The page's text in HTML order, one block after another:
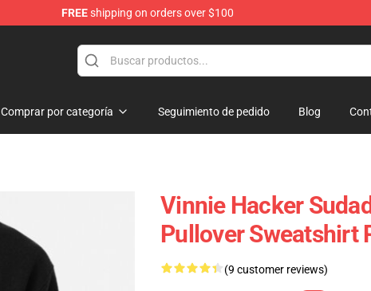
FREEshipping on orders over $100
Comprar por categoría Seguimiento de pedido Blog
Vinnie Hacker
Pullover Sweatshirt
(9 customer reviews)